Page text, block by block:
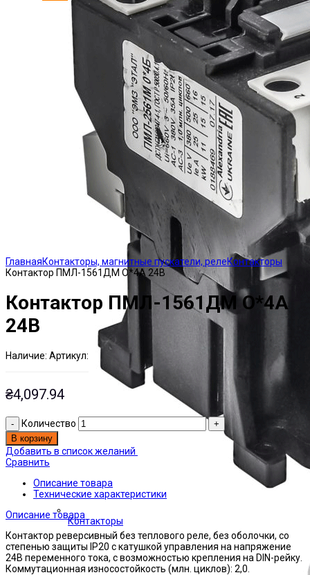
Контакторы
ГлавнаяКонтакторы, магнитные пускатели, релеКонтакторы
Контактор ПМЛ-1561ДМ О*4А 24В
Контактор ПМЛ-1561ДМ О*4А
24В
Наличие: Есть на складе
Артикул:
ЭТАЛ0001175
₴4,097.94
Количество
В корзину
Добавить в список желаний
Сравнить
Описание товара
Технические характеристики
Описание товара
Контактор реверсивный без теплового реле, без оболочки, со
степенью защиты IP20 с катушкой управления на напряжение
24В переменного тока, с возможностью крепления на DIN-рейку.
Коммутационная износостойкость (млн. циклов): 2,0.